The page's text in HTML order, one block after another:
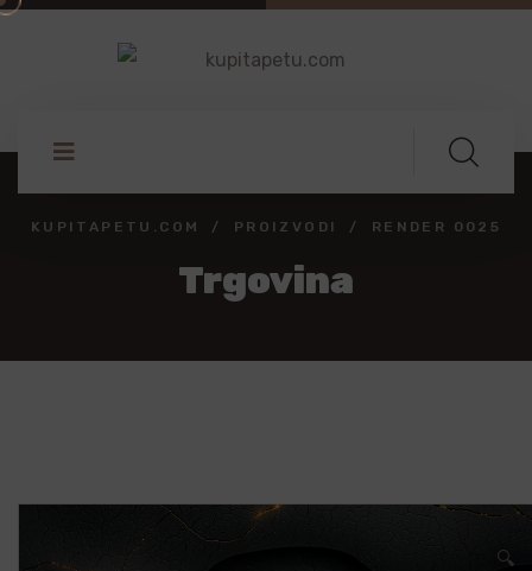
KUPITAPETU.COM PROIZVODI RENDER 0025
Trgovina
🔍